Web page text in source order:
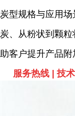
炭型规格与应用
炭、从粉状到颗
助客户提升产品附
服务热线 | 技